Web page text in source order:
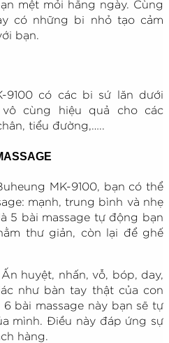
mệt mỏi hằng ngày. Cùng
có những bi nhỏ tạo cảm
bạn.
9100 có các bi sứ lăn dưới
cùng hiệu quả cho các
tiểu đường,…..
MK-9100, bạn có thể
mạnh, trung bình và nhẹ
5 bài massage tự động bạn
thư giản, còn lại để ghế
huyệt, nhấn, vỗ, bóp, day,
như bàn tay thật của con
bài massage này bạn sẽ tự
mình. Điều này đáp ứng sự
hàng.